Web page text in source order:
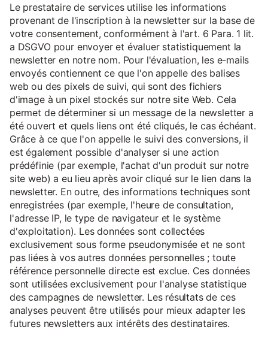
Le prestataire de services utilise les informations
provenant de l'inscription à la newsletter sur la base de
votre consentement, conformément à l'art. 6 Para. 1 lit.
a DSGVO pour envoyer et évaluer statistiquement la
newsletter en notre nom. Pour l'évaluation, les e-mails
envoyés contiennent ce que l'on appelle des balises
web ou des pixels de suivi, qui sont des fichiers
d'image à un pixel stockés sur notre site Web. Cela
permet de déterminer si un message de la newsletter a
été ouvert et quels liens ont été cliqués, le cas échéant.
Grâce à ce que l'on appelle le suivi des conversions, il
est également possible d'analyser si une action
prédéfinie (par exemple, l'achat d'un produit sur notre
site web) a eu lieu après avoir cliqué sur le lien dans la
newsletter. En outre, des informations techniques sont
enregistrées (par exemple, l'heure de consultation,
l'adresse IP, le type de navigateur et le système
d'exploitation). Les données sont collectées
exclusivement sous forme pseudonymisée et ne sont
pas liées à vos autres données personnelles ; toute
référence personnelle directe est exclue. Ces données
sont utilisées exclusivement pour l'analyse statistique
des campagnes de newsletter. Les résultats de ces
analyses peuvent être utilisés pour mieux adapter les
futures newsletters aux intérêts des destinataires.